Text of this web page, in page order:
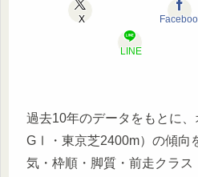
X
LINE
過去10年のデータをもとに、
GⅠ・東京芝2400m）の傾向
気・枠順・脚質・前走クラス